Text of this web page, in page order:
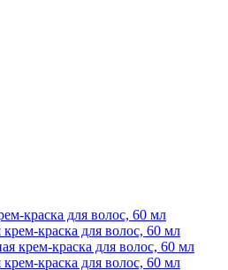
краска для волос, 60 мл
краска для волос, 60 мл
крем-краска для волос, 60 мл
краска для волос, 60 мл